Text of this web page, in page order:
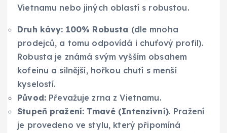
Vietnamu nebo jiných oblastí s robustou.
Druh kávy: 100% Robusta (dle mnoha
prodejců, a tomu odpovídá i chuťový profil).
Robusta je známá svým vyšším obsahem
kofeinu a silnější, hořkou chutí s menší
kyselostí.
Původ:Převažuje zrna z Vietnamu.
Stupeň pražení: Tmavé (Intenzivní). Pražení
je provedeno ve stylu, který připomíná